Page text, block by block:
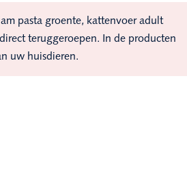
pasta groente, kattenvoer adult
teruggeroepen. In de producten
uw huisdieren.